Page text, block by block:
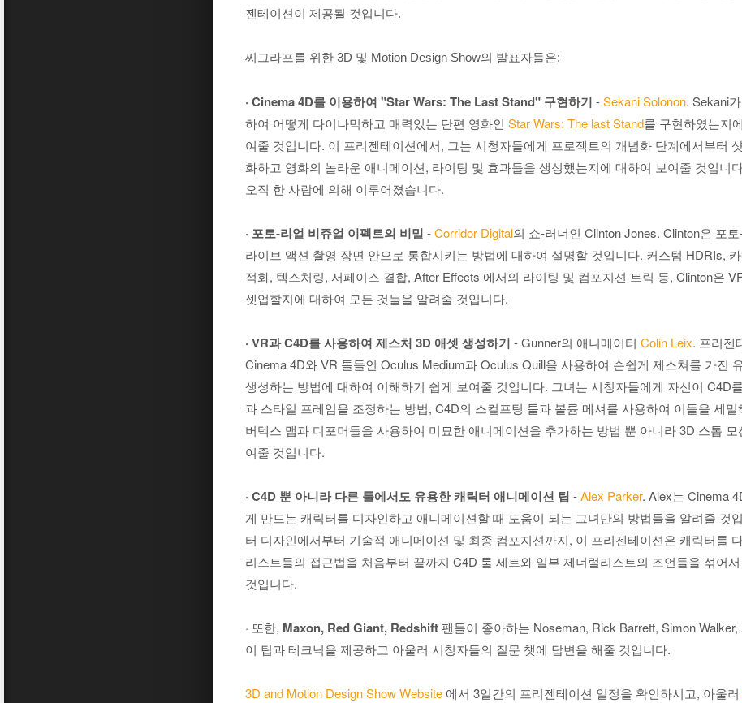
젠테이션이 제공될 것입니다.
씨그라프를 위한 3D 및 Motion Design Show의 발표자들은:
· Cinema 4D를 이용하여 "Star Wars: The Last Stand" 구현하기 -Sekani Solonon. Sekani
하여 어떻게 다이나믹하고 매력있는 단편 영화인 Star Wars: The last Stand를 구현하였는지
여줄 것입니다. 이 프리젠테이션에서, 그는 시청자들에게 프로젝트의 개념화 단계에서부터
화하고 영화의 놀라운 애니메이션, 라이팅 및 효과들을 생성했는지에 대하여 보여줄 것입니
오직 한 사람에 의해 이루어졌습니다.
· 포토-리얼 비쥬얼 이펙트의 비밀 -Corridor Digital의 쇼-러너인 Clinton Jones. Clinton은 포
라이브 액션 촬영 장면 안으로 통합시키는 방법에 대하여 설명할 것입니다. 커스텀 HDRIs,
적화, 텍스처링, 서페이스 결합, After Effects 에서의 라이팅 및 컴포지션 트릭 등, Clinton은
셋업할지에 대하여 모든 것들을 알려줄 것입니다.
· VR과 C4D를 사용하여 제스처 3D 애셋 생성하기 - Gunner의 애니메이터 Colin Leix. 프리젠
Cinema 4D와 VR 툴들인 Oculus Medium과 Oculus Quill을 사용하여 손쉽게 제스쳐를 가진
생성하는 방법에 대하여 이해하기 쉽게 보여줄 것입니다. 그녀는 시청자들에게 자신이 C4D
과 스타일 프레임을 조정하는 방법, C4D의 스컬프팅 툴과 볼륨 메셔를 사용하여 이들을 세
버텍스 맵과 디포머들을 사용하여 미묘한 애니메이션을 추가하는 방법 뿐 아니라 3D 스톱
여줄 것입니다.
· C4D 뿐 아니라 다른 툴에서도 유용한 캐릭터 애니메이션 팁 -Alex Parker. Alex는 Cinema
게 만드는 캐릭터를 디자인하고 애니메이션할 때 도움이 되는 그녀만의 방법들을 알려줄 것
터 디자인에서부터 기술적 애니메이션 및 최종 컴포지션까지, 이 프리젠테이션은 캐릭터를
리스트들의 접근법을 처음부터 끝까지 C4D 툴 세트와 일부 제너럴리스트의 조언들을 섞어
것입니다.
· 또한, Maxon, Red Giant, Redshift팬들이 좋아하는 Noseman, Rick Barrett, Simon
이 팁과 테크닉을 제공하고 아울러 시청자들의 질문 챗에 답변을 해줄 것입니다.
3D and Motion Design Show Website 에서 3일간의 프리젠테이션 일정을 확인하시고, 아울러